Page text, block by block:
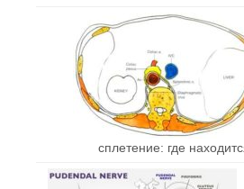
сплетение: где